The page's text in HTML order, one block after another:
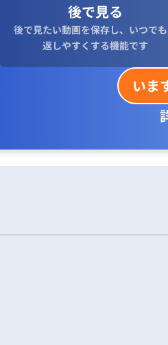
後で見る
後で見たい動画を保存し、いつで
返しやすくする機能です
いま